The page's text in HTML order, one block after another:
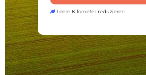
Leere Kilometer reduzieren